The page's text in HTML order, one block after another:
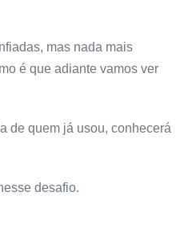
mas nada mais
é que adiante vamos ver
de quem já usou, conhecerá
desafio.